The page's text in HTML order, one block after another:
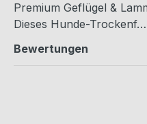
Premium Geflügel &
Dieses Hunde-Trockenf…
Bewertungen